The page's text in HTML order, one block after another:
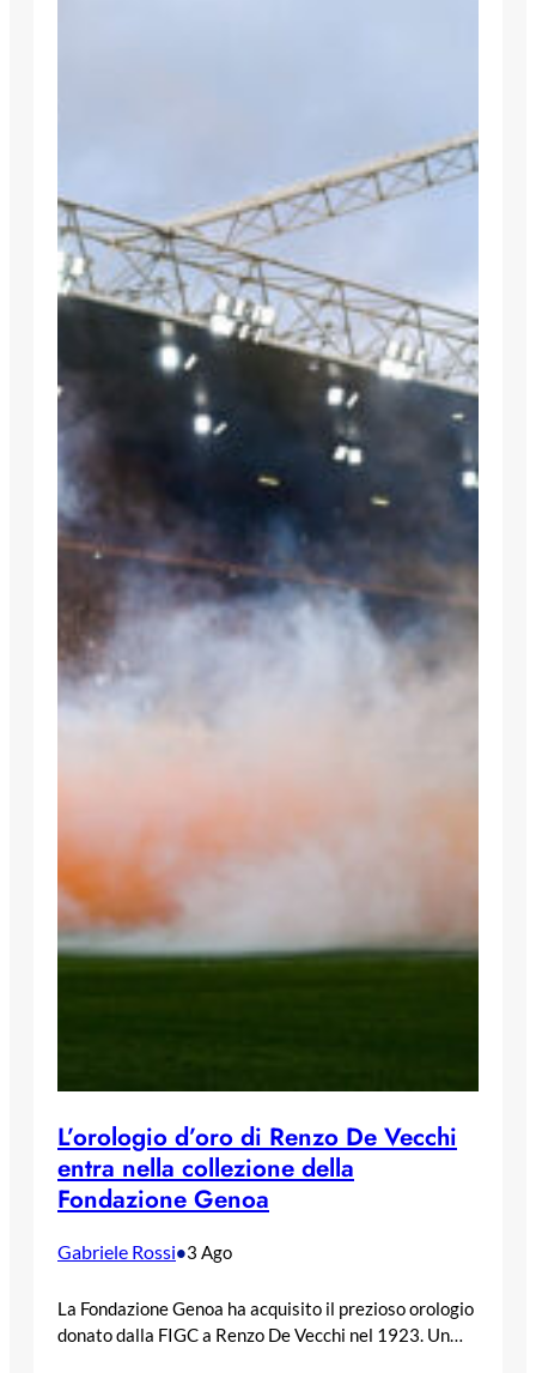
L’orologio d’oro di Renzo De Vecchi
entra nella collezione della
Fondazione Genoa
Gabriele Rossi•3 Ago
La Fondazione Genoa ha acquisito il prezioso orologio
donato dalla FIGC a Renzo De Vecchi nel 1923. Un…